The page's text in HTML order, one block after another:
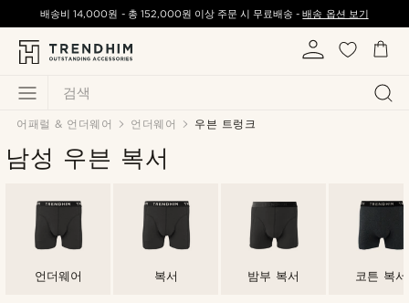
검색
배송비14,000원 - 총 152,000원 이상 주문 시 무료배송 -배송 옵션 보기
어패럴 & 언더웨어 언더웨어 우븐 트렁크
남성 우븐 복서
언더웨어 복서 밤부 복서 코튼 복서